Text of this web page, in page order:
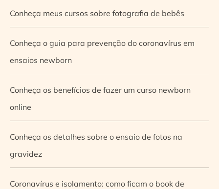
Conheça meus cursos sobre fotografia de bebês
Conheça o guia para prevenção do coronavírus em
ensaios newborn
Conheça os benefícios de fazer um curso newborn
online
Conheça os detalhes sobre o ensaio de fotos na
gravidez
Coronavírus e isolamento: como ficam o book de